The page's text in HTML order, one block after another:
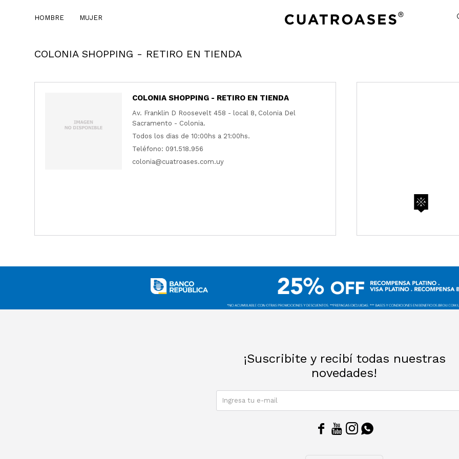
HOMBRE MUJER
COLONIA SHOPPING - RETIRO EN TIENDA
COLONIA SHOPPING - RETIRO EN TIENDA
Av. Franklin D Roosevelt 458 - local 8, Colonia Del
Sacramento - Colonia.
Todos los dias de 10:00hs a 21:00hs.
Teléfono: 091.518.956
colonia@cuatroases.com.uy
¡Suscribite y recibí todas nuestras
novedades!
   